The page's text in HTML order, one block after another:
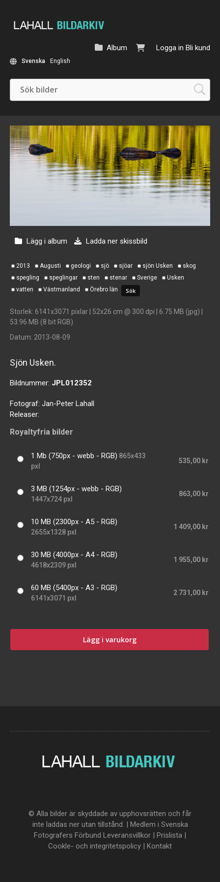
Logga in Bli kund
Album
Svenska English
Lägg i album Ladda ner skissbild
2013 Augusti geologi sjö sjöar sjön Usken
skog
spegling
speglingar sten stenar Sverige
Usken
vatten
Västmanland Örebro län
Storlek: 6141x3071 pixlar | 52x26 cm @ 300 dpi | 6.75 MB (jpg) |
53.96 MB (8 bit RGB)
Datum: 2013-08-09
Sjön Usken.
Bildnummer: JPL012352
Fotograf: Jan-Peter Lahall
Releaser:
Royaltyfria bilder
1 Mb (750px - webb - RGB) 865x433
pxl
535,00 kr
3 MB (1254px - webb - RGB)
1447x724 pxl
863,00 kr
10 MB (2300px - A5 - RGB)
2655x1328 pxl
1 409,00 kr
30 MB (4000px - A4 - RGB)
4618x2309 pxl
1 955,00 kr
60 MB (5400px - A3 - RGB)
6141x3071 pxl
2 731,00 kr
Lägg i varukorg
© Alla bilder är skyddade av upphovsrätten och får
inte laddas ner utan tillstånd. | Medlem i Svenska
Fotografers Förbund Leveransvillkor | Prislista |
Cookle- och integritetspolicy | Kontakt